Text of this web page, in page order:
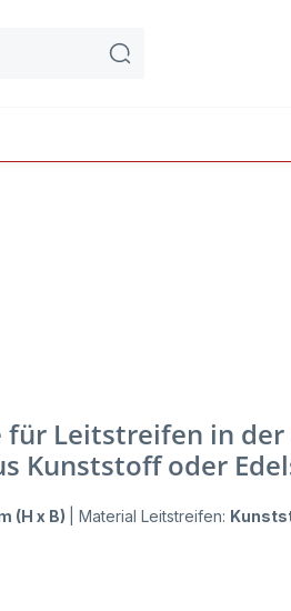
für Leitstreifen in der
Kunststoff oder
(H x B) Material Leitstreifen: